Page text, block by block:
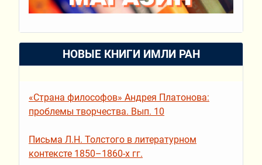
НОВЫЕ КНИГИ ИМЛИ РАН
«Страна философов» Андрея Платонова:
проблемы творчества. Вып. 10
Письма Л.Н. Толстого в литературном
контексте 1850–1860-х гг.